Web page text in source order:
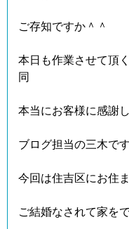
ご存知ですか＾＾
本日も作業させて頂
同
本当にお客様に感謝
ブログ担当の三木で
今回は住吉区にお住
ご結婚なされて家を